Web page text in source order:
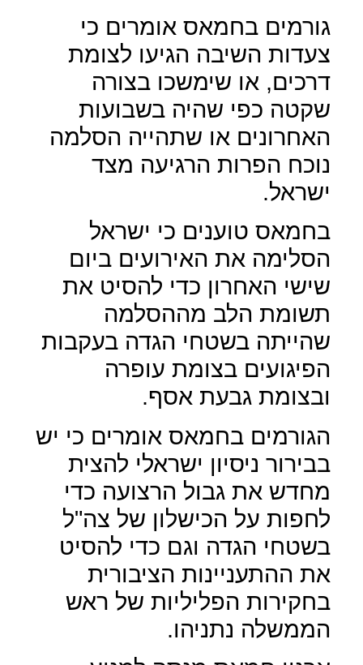
גורמים בחמאס אומרים כי
צעדות השיבה הגיעו לצומת
דרכים, או שימשכו בצורה
שקטה כפי שהיה בשבועות
האחרונים או שתהייה הסלמה
נוכח הפרות הרגיעה מצד
ישראל.
בחמאס טוענים כי ישראל
הסלימה את האירועים ביום
שישי האחרון כדי להסיט את
תשומת הלב מההסלמה
שהייתה בשטחי הגדה בעקבות
הפיגועים בצומת עופרה
ובצומת גבעת אסף.
הגורמים בחמאס אומרים כי יש
בבירור ניסיון ישראלי להצית
מחדש את גבול הרצועה כדי
לחפות על הכישלון של צה"ל
בשטחי הגדה וגם כדי להסיט
את ההתעניינות הציבורית
בחקירות הפליליות של ראש
הממשלה נתניהו.